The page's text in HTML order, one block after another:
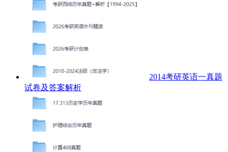
2014考研英语一真题
试卷及答案解析